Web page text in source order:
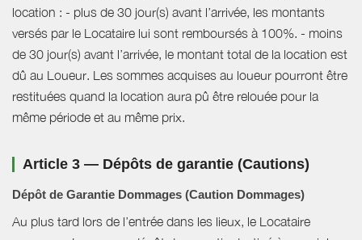
location : - plus de 30 jour(s) avant l’arrivée, les montants
versés par le Locataire lui sont remboursés à 100%. - moins
de 30 jour(s) avant l’arrivée, le montant total de la location est
dû au Loueur. Les sommes acquises au loueur pourront être
restituées quand la location aura pû être relouée pour la
même période et au même prix.
Article 3 — Dépôts de garantie (Cautions)
Dépôt de Garantie Dommages (Caution Dommages)
Au plus tard lors de l’entrée dans les lieux, le Locataire